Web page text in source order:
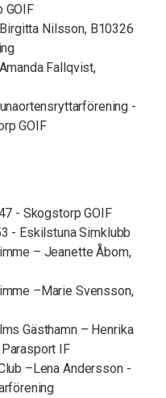
GOIF
Nilsson, B10326
Fallqvist,
-
GOIF
- Skogstorp GOIF
- Eskilstuna Simklubb
– Jeanette Åbom,
–Marie Svensson,
Gästhamn – Henrika
IF
–Lena Andersson -